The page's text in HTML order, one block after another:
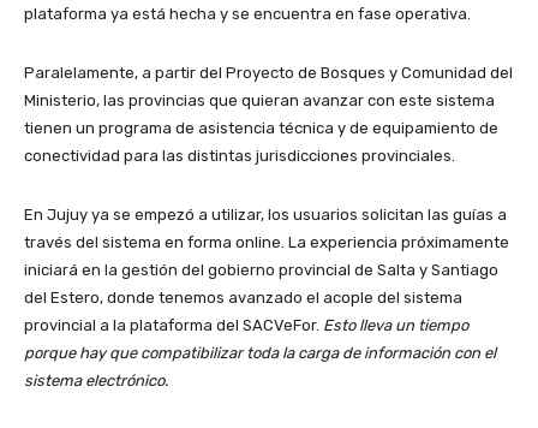
plataforma ya está hecha y se encuentra en fase operativa.
Paralelamente, a partir del Proyecto de Bosques y Comunidad del
Ministerio, las provincias que quieran avanzar con este sistema
tienen un programa de asistencia técnica y de equipamiento de
conectividad para las distintas jurisdicciones provinciales.
En Jujuy ya se empezó a utilizar, los usuarios solicitan las guías a
través del sistema en forma online. La experiencia próximamente
iniciará en la gestión del gobierno provincial de Salta y Santiago
del Estero, donde tenemos avanzado el acople del sistema
provincial a la plataforma del SACVeFor. Esto lleva un tiempo
porque hay que compatibilizar toda la carga de información con el
sistema electrónico.